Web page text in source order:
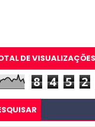
DE
8 4 5 2